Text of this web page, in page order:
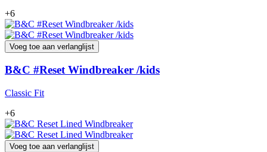
+6
Voeg toe aan verlanglijst
B&C #Reset Windbreaker /kids
Classic Fit
+6
Voeg toe aan verlanglijst